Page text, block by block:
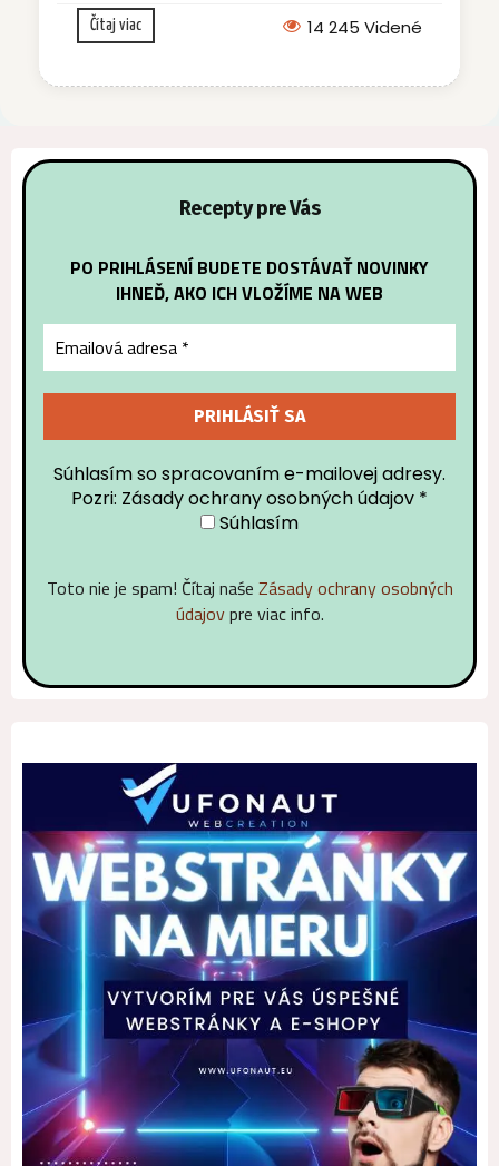
Čítaj viac 14 245 Videné
Recepty pre Vás
PO PRIHLÁSENÍ BUDETE DOSTÁVAŤ NOVINKY
IHNEĎ, AKO ICH VLOŽÍME NA WEB
Súhlasím so spracovaním e-mailovej adresy.
Pozri: Zásady ochrany osobných údajov *
Súhlasím
Toto nie je spam! Čítaj naśe Zásady ochrany osobných
údajovpre viac info.
Alternative: